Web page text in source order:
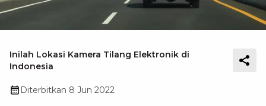
Inilah Lokasi Kamera Tilang Elektronik di
Indonesia
Diterbitkan 8 Jun 2022